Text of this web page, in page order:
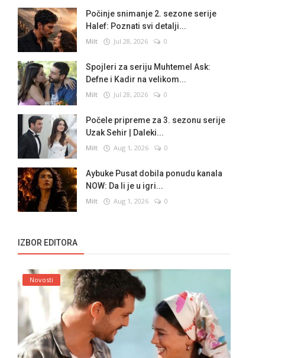
Počinje snimanje 2. sezone serije
Halef: Poznati svi detalji...
Milt Jul 28, 2026 0
Spojleri za seriju Muhtemel Ask:
Defne i Kadir na velikom...
Milt Jul 28, 2026 0
Počele pripreme za 3. sezonu serije
Uzak Sehir | Daleki...
Milt Aug 1, 2026 0
Aybuke Pusat dobila ponudu kanala
NOW: Da li je u igri...
Milt Aug 1, 2026 0
IZBOR EDITORA
Novosti